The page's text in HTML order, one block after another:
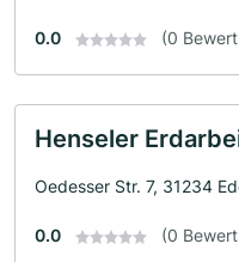
0.0 (0
Henseler
Oedesser Str. 7, 31234
0.0 (0